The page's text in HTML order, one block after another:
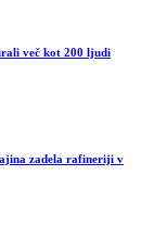
več kot 200 ljudi
zadela rafineriji v